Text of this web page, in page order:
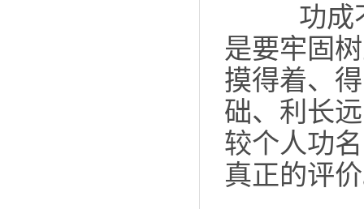
功成不
是要牢固
摸得着、
础、利长
较个人功
真正的评